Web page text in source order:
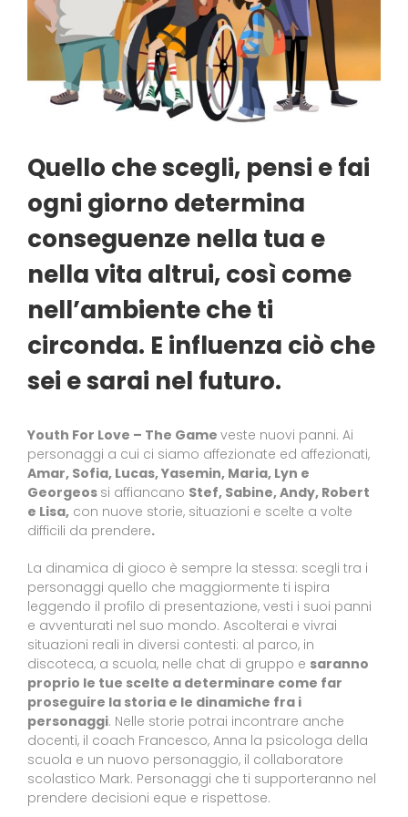
Quello che scegli, pensi e fai
ogni giorno determina
conseguenze nella tua e
nella vita altrui, così come
nell’ambiente che ti
circonda. E influenza ciò che
sei e sarai nel futuro.
Youth For Love – The Game veste nuovi panni. Ai
personaggi a cui ci siamo affezionate ed affezionati,
Amar, Sofia, Lucas, Yasemin, Maria, Lyn e
Georgeos si affiancano Stef, Sabine, Andy, Robert
e Lisa, con nuove storie, situazioni e scelte a volte
difficili da prendere.
La dinamica di gioco è sempre la stessa: scegli tra i
personaggi quello che maggiormente ti ispira
leggendo il profilo di presentazione, vesti i suoi panni
e avventurati nel suo mondo. Ascolterai e vivrai
situazioni reali in diversi contesti: al parco, in
discoteca, a scuola, nelle chat di gruppo e saranno
proprio le tue scelte a determinare come far
proseguire la storia e le dinamiche fra i
personaggi. Nelle storie potrai incontrare anche
docenti, il coach Francesco, Anna la psicologa della
scuola e un nuovo personaggio, il collaboratore
scolastico Mark. Personaggi che ti supporteranno nel
prendere decisioni eque e rispettose.